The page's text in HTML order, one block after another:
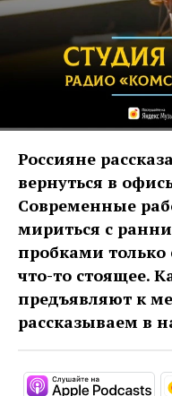
Россияне
вернуться в
Современные
мириться с
пробками только
что-то стоящее.
предъявляют к
рассказываем в